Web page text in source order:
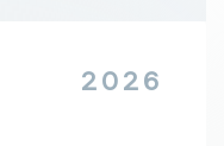
2026